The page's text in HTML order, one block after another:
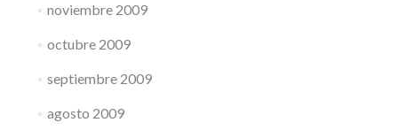
noviembre 2009
octubre 2009
septiembre 2009
agosto 2009